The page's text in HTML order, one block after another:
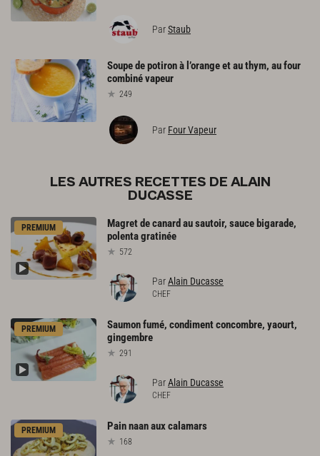
ParStaub
Soupedepotironà l’orangeetauthym, aufour
combinévapeur
249
Par Four Vapeur
LES AUTRES RECETTES DE ALAIN
DUCASSE
PREMIUM Magretdecanard ausautoir, sauce bigarade,
polentagratinée
572
ParAlain Ducasse
CHEF
PREMIUM Saumonfumé, condimentconcombre, yaourt,
gingembre
291
ParAlain Ducasse
CHEF
PREMIUM Painnaanauxcalamars
168